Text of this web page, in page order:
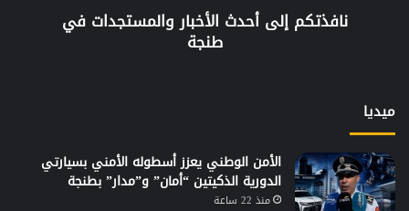
نافذتكم إلى أحدث الأخبار والمستجدات في
طنجة
ميديا
الأمن الوطني يعزز أسطوله الأمني بسيارتي
الدورية الذكيتين “أمان” و”مدار” بطنجة
منذ 22 ساعة